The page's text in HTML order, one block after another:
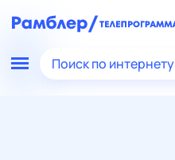
Поиск по интернету